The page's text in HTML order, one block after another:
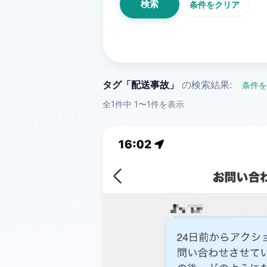
検索 条件をクリア
タグ「配送事故」 の検索結果: 条件
全1件中 1〜1件を表示